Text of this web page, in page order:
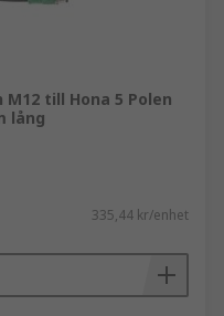
till Hona 5 Polen
lång
335,44 kr/enhet